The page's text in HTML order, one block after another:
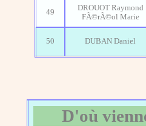
49
DROUOT Raymond
FÃ©rÃ©ol Marie
50 DUBAN Daniel
D'où